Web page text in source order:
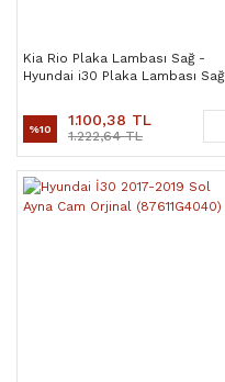
Kia Rio Plaka Lambası Sağ -
Hyundai i30 Plaka Lambası Sağ
%10 1.100,38 TL
1.222,64 TL